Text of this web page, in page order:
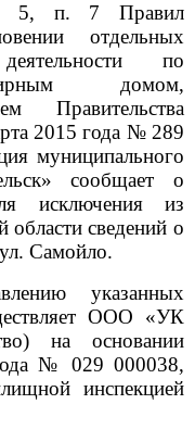
5, п. 7 Правил
отдельных
по
домом,
Правительства
2015 года № 289
муниципального
сообщает о
исключения из
области сведений о
Самойло.
указанных
ООО «УК
на основании
№ 029 000038,
инспекцией